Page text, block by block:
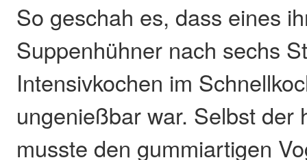
So geschah es, dass eines
Suppenhühner nach sechs
Intensivkochen im
ungenießbar war. Selbst der
musste den gummiartigen